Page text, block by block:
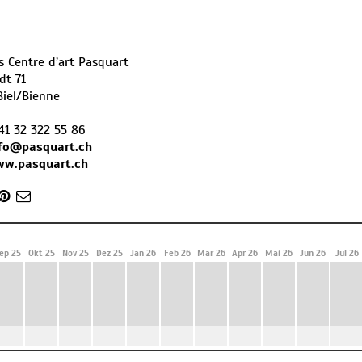
Centre d’art Pasquart
71
Bienne
32 322 55 86
25 Okt 25 Nov 25 Dez 25 Jan 26 Feb 26 Mär 26 Apr 26 Mai 26 Jun 26 Jul 26